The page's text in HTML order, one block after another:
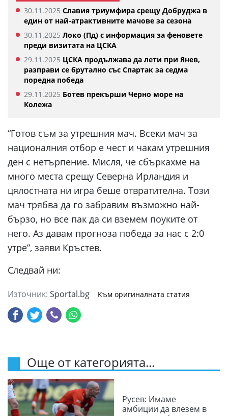
30.11.2025 Славия триумфира срещу Добруджа в
един от най-атрактивните мачове за сезона
30.11.2025 Локо (Пд) с информация за феновете
преди визитата на ЦСКА
29.11.2025 ЦСКА продължава да лети при Янев,
разправи се брутално със Спартак за седма
поредна победа
29.11.2025 Ботев прекърши Черно море на
Колежа
“Готов съм за утрешния мач. Всеки мач за
националния отбор е чест и чакам утрешния
ден с нетърпение. Мисля, че сбъркахме на
много места срещу Северна Ирландия и
цялостната ни игра беше отвратителна. Този
мач трябва да го забравим възможно най-
бързо, но все пак да си вземем поуките от
него. Аз давам прогноза победа за нас с 2:0
утре”, заяви Кръстев.
Следвай ни:
Източник: Sportal.bg Към оригиналната статия
Още от категорията...
Русев: Имаме
амбиции да влезем в